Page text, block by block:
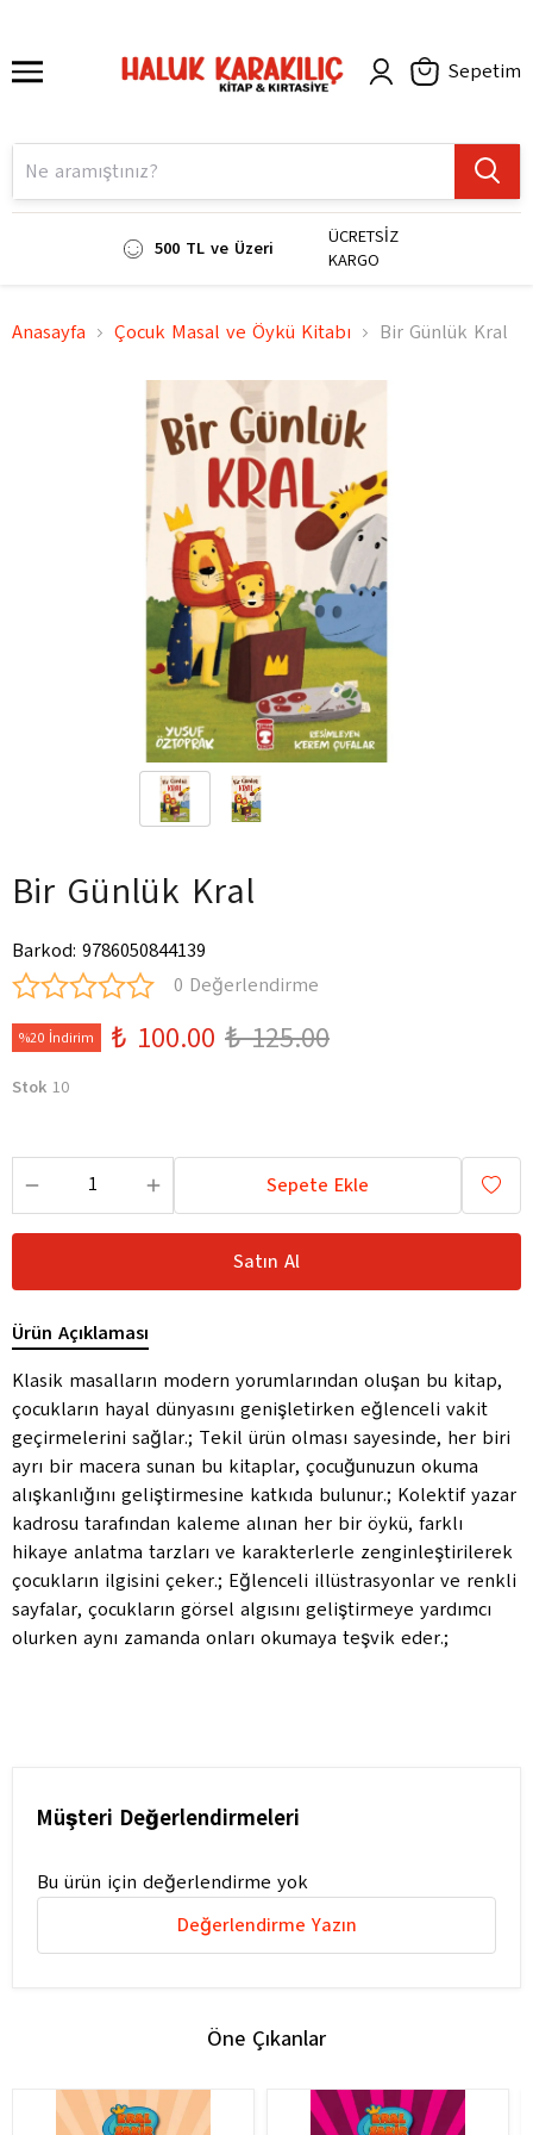
Sepetim
500 TL ve Üzeri
ÜCRETSİZ
KARGO
Anasayfa Çocuk Masal ve Öykü Kitabı Bir Günlük Kral
Bir Günlük Kral
Barkod: 9786050844139
0 Değerlendirme
%20 İndirim ₺ 100.00 ₺ 125.00
Stok 10
Sepete Ekle
Satın Al
Ürün Açıklaması
Klasik masalların modern yorumlarından oluşan bu kitap,
çocukların hayal dünyasını genişletirken eğlenceli vakit
geçirmelerini sağlar.; Tekil ürün olması sayesinde, her biri
ayrı bir macera sunan bu kitaplar, çocuğunuzun okuma
alışkanlığını geliştirmesine katkıda bulunur.; Kolektif yazar
kadrosu tarafından kaleme alınan her bir öykü, farklı
hikaye anlatma tarzları ve karakterlerle zenginleştirilerek
çocukların ilgisini çeker.; Eğlenceli illüstrasyonlar ve renkli
sayfalar, çocukların görsel algısını geliştirmeye yardımcı
olurken aynı zamanda onları okumaya teşvik eder.;
Müşteri Değerlendirmeleri
Bu ürün için değerlendirme yok
Değerlendirme Yazın
Öne Çıkanlar